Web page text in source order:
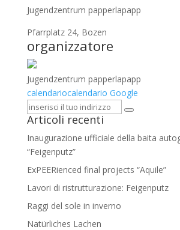
Jugendzentrum papperlapapp
Pfarrplatz 24, Bozen
organizzatore
Jugendzentrum papperlapapp
calendariocalendario Google
Articoli recenti
Inaugurazione ufficiale della baita
“Feigenputz”
ExPEERienced final projects “Aquile”
Lavori di ristrutturazione: Feigenputz
Raggi del sole in inverno
Natürliches Lachen